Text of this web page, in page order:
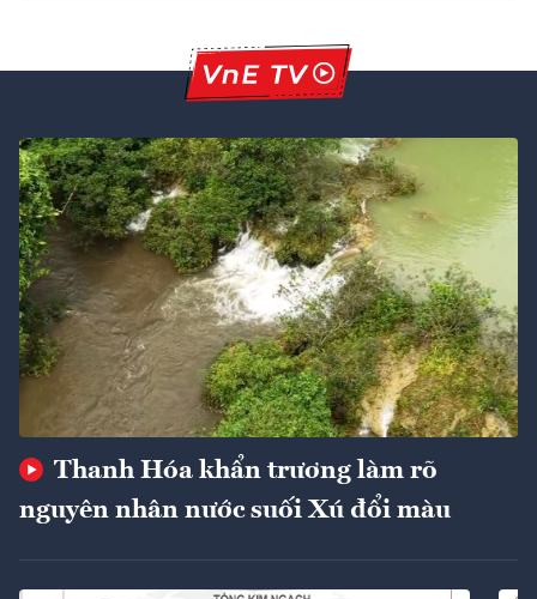
Thanh Hóa khẩn trương làm rõ
nguyên nhân nước suối Xú đổi màu